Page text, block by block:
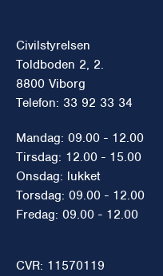
Civilstyrelsen
Toldboden 2, 2.
8800 Viborg
Telefon: 33 92 33 34
Mandag: 09.00 - 12.00
Tirsdag: 12.00 - 15.00
Onsdag: lukket
Torsdag: 09.00 - 12.00
Fredag: 09.00 - 12.00
CVR: 11570119